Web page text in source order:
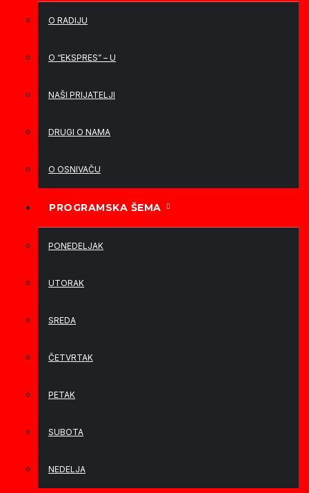
O RADIJU
O “EKSPRES” – U
NAŠI PRIJATELJI
DRUGI O NAMA
O OSNIVAČU
PROGRAMSKA ŠEMA
PONEDELJAK
UTORAK
SREDA
ČETVRTAK
PETAK
SUBOTA
NEDELJA